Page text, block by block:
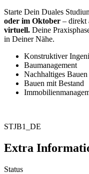
Starte Dein Duales
oder im Oktober – direkt
virtuell. Deine
in Deiner Nähe.
Konstruktiver
Baumanagement
Nachhaltiges Bauen
Bauen mit Bestand
STJB1_DE
Extra
Status